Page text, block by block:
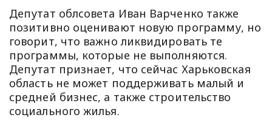
Депутат облсовета Иван Варченко также
позитивно оценивают новую программу, но
говорит, что важно ликвидировать те
программы, которые не выполняются.
Депутат признает, что сейчас Харьковская
область не может поддерживать малый и
средней бизнес, а также строительство
социального жилья.